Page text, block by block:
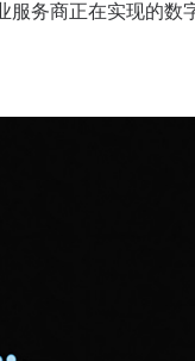
务商正在实现的数